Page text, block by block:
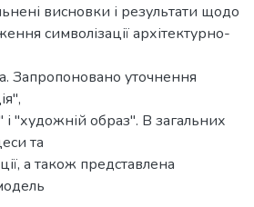
висновки і результати щодо
символізації архітектурно-
Запропоновано уточнення
"художній образ". В загальних
та
а також представлена